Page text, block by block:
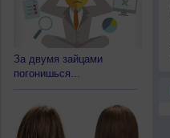
За двумя зайцами
погонишься...